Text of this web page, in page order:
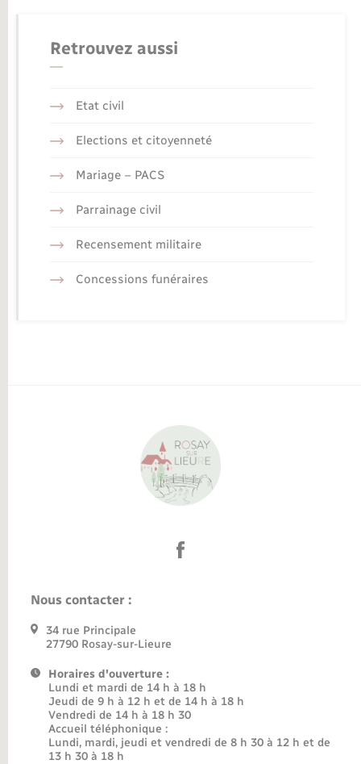
Retrouvez aussi
Etat civil
Elections et citoyenneté
Mariage – PACS
Parrainage civil
Recensement militaire
Concessions funéraires
Nous contacter :
34 rue Principale
27790 Rosay-sur-Lieure
Horaires d'ouverture :
Lundi et mardi de 14 h à 18 h
Jeudi de 9 h à 12 h et de 14 h à 18 h
Vendredi de 14 h à 18 h 30
Accueil téléphonique :
Lundi, mardi, jeudi et vendredi de 8 h 30 à 12 h et de
13 h 30 à 18 h